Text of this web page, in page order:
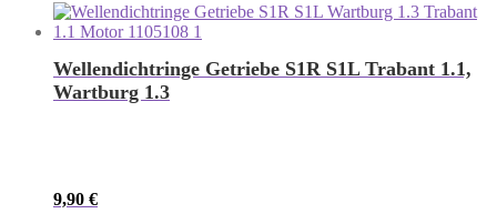
Wellendichtringe Getriebe S1R S1L Trabant 1.1,
Wartburg 1.3
9,90 €